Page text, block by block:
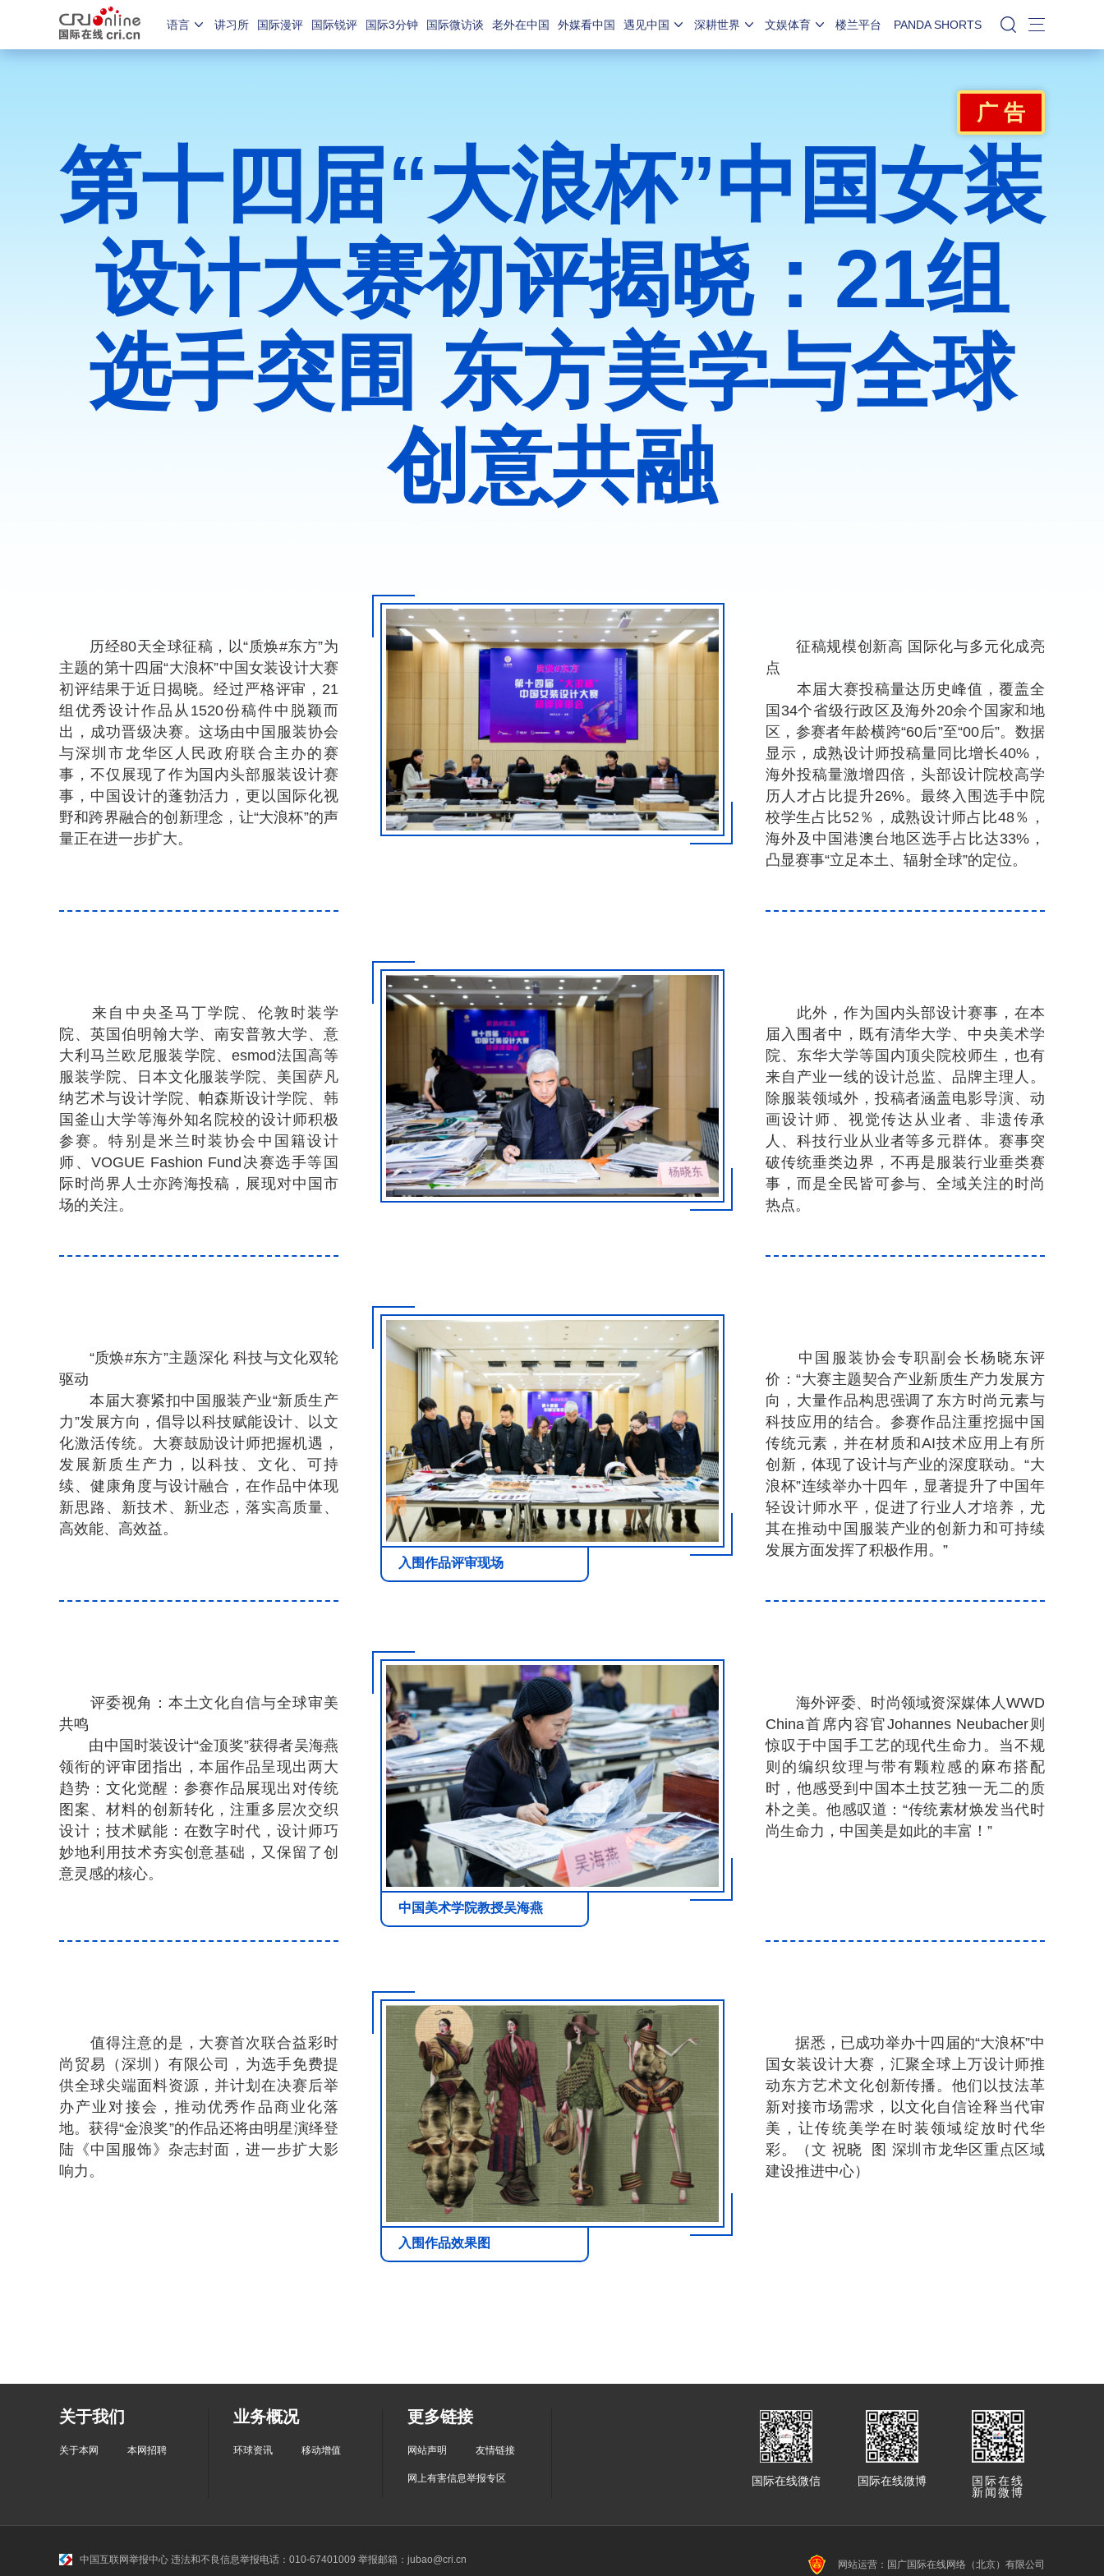
语言 讲习所 国际漫评 国际锐评 国际3分钟 国际微访谈 老外在中国 外媒看中国 遇见中国 深耕世界 文娱体育 楼兰平台 PANDA SHORTS 站内搜索
广 告
第十四届“大浪杯”中国女装
设计大赛初评揭晓：21组
选手突围 东方美学与全球
创意共融
历经80天全球征稿，以“质焕#东方”为
主题的第十四届“大浪杯”中国女装设计大赛
初评结果于近日揭晓。经过严格评审，21
组优秀设计作品从1520份稿件中脱颖而
出，成功晋级决赛。这场由中国服装协会
与深圳市龙华区人民政府联合主办的赛
事，不仅展现了作为国内头部服装设计赛
事，中国设计的蓬勃活力，更以国际化视
野和跨界融合的创新理念，让“大浪杯”的声
量正在进一步扩大。
征稿规模创新高 国际化与多元化成亮
点
本届大赛投稿量达历史峰值，覆盖全
国34个省级行政区及海外20余个国家和地
区，参赛者年龄横跨“60后”至“00后”。数据
显示，成熟设计师投稿量同比增长40%，
海外投稿量激增四倍，头部设计院校高学
历人才占比提升26%。最终入围选手中院
校学生占比52％，成熟设计师占比48％，
海外及中国港澳台地区选手占比达33%，
凸显赛事“立足本土、辐射全球”的定位。
来自中央圣马丁学院、伦敦时装学
院、英国伯明翰大学、南安普敦大学、意
大利马兰欧尼服装学院、esmod法国高等
服装学院、日本文化服装学院、美国萨凡
纳艺术与设计学院、帕森斯设计学院、韩
国釜山大学等海外知名院校的设计师积极
参赛。特别是米兰时装协会中国籍设计
师、VOGUE Fashion Fund决赛选手等国
际时尚界人士亦跨海投稿，展现对中国市
场的关注。
此外，作为国内头部设计赛事，在本
届入围者中，既有清华大学、中央美术学
院、东华大学等国内顶尖院校师生，也有
来自产业一线的设计总监、品牌主理人。
除服装领域外，投稿者涵盖电影导演、动
画设计师、视觉传达从业者、非遗传承
人、科技行业从业者等多元群体。赛事突
破传统垂类边界，不再是服装行业垂类赛
事，而是全民皆可参与、全域关注的时尚
热点。
“质焕#东方”主题深化 科技与文化双轮
驱动
本届大赛紧扣中国服装产业“新质生产
力”发展方向，倡导以科技赋能设计、以文
化激活传统。大赛鼓励设计师把握机遇，
发展新质生产力，以科技、文化、可持
续、健康角度与设计融合，在作品中体现
新思路、新技术、新业态，落实高质量、
高效能、高效益。
入围作品评审现场
中国服装协会专职副会长杨晓东评
价：“大赛主题契合产业新质生产力发展方
向，大量作品构思强调了东方时尚元素与
科技应用的结合。参赛作品注重挖掘中国
传统元素，并在材质和AI技术应用上有所
创新，体现了设计与产业的深度联动。“大
浪杯”连续举办十四年，显著提升了中国年
轻设计师水平，促进了行业人才培养，尤
其在推动中国服装产业的创新力和可持续
发展方面发挥了积极作用。”
评委视角：本土文化自信与全球审美
共鸣
由中国时装设计“金顶奖”获得者吴海燕
领衔的评审团指出，本届作品呈现出两大
趋势：文化觉醒：参赛作品展现出对传统
图案、材料的创新转化，注重多层次交织
设计；技术赋能：在数字时代，设计师巧
妙地利用技术夯实创意基础，又保留了创
意灵感的核心。
中国美术学院教授吴海燕
海外评委、时尚领域资深媒体人WWD
China首席内容官Johannes Neubacher则
惊叹于中国手工艺的现代生命力。当不规
则的编织纹理与带有颗粒感的麻布搭配
时，他感受到中国本土技艺独一无二的质
朴之美。他感叹道：“传统素材焕发当代时
尚生命力，中国美是如此的丰富！”
值得注意的是，大赛首次联合益彩时
尚贸易（深圳）有限公司，为选手免费提
供全球尖端面料资源，并计划在决赛后举
办产业对接会，推动优秀作品商业化落
地。获得“金浪奖”的作品还将由明星演绎登
陆《中国服饰》杂志封面，进一步扩大影
响力。
入围作品效果图
据悉，已成功举办十四届的“大浪杯”中
国女装设计大赛，汇聚全球上万设计师推
动东方艺术文化创新传播。他们以技法革
新对接市场需求，以文化自信诠释当代审
美，让传统美学在时装领域绽放时代华
彩。（文 祝晓 图 深圳市龙华区重点区域
建设推进中心）
关于我们
关于本网 本网招聘
业务概况
环球资讯 移动增值
更多链接
网站声明 友情链接
网上有害信息举报专区
国际在线
新闻微博
国际在线微博
国际在线微信
中国互联网举报中心 违法和不良信息举报电话：010-67401009 举报邮箱：jubao@cri.cn 网站运营：国广国际在线网络（北京）有限公司